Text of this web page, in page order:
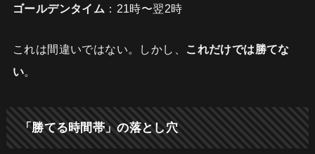
ゴールデンタイム ：21時〜翌2時
これは間違いではない。しかし、
これだけでは勝てな
い。
「勝てる時間帯」の落とし穴